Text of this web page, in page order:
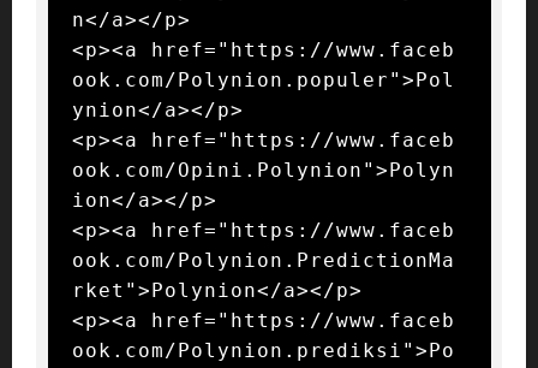
n</a></p>
<p><a href="https://www.faceb
ook.com/Polynion.populer">Pol
ynion</a></p>
<p><a href="https://www.faceb
ook.com/Opini.Polynion">Polyn
ion</a></p>
<p><a href="https://www.faceb
ook.com/Polynion.PredictionMa
rket">Polynion</a></p>
<p><a href="https://www.faceb
ook.com/Polynion.prediksi">Po